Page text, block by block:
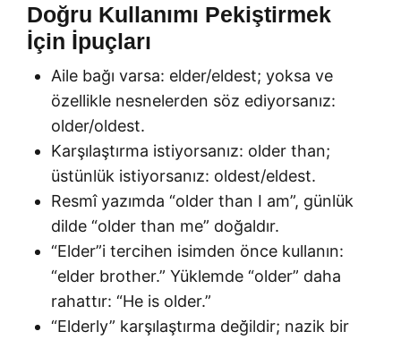
Doğru Kullanımı Pekiştirmek
İçin İpuçları
Aile bağı varsa: elder/eldest; yoksa ve
özellikle nesnelerden söz ediyorsanız:
older/oldest.
Karşılaştırma istiyorsanız: older than;
üstünlük istiyorsanız: oldest/eldest.
Resmî yazımda “older than I am”, günlük
dilde “older than me” doğaldır.
“Elder”i tercihen isimden önce kullanın:
“elder brother.” Yüklemde “older” daha
rahattır: “He is older.”
“Elderly” karşılaştırma değildir; nazik bir